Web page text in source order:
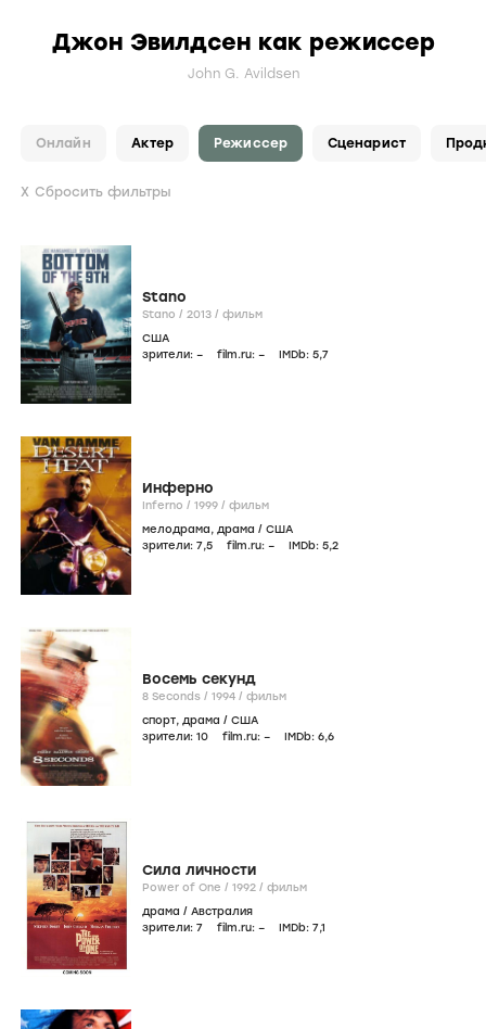
Джон Эвилдсен как режиссер
John G. Avildsen
Онлайн Актер Режиссер Сценарист
Сбросить фильтры
Stano
Stano / 2013 / фильм
США
зрители: – film.ru: – IMDb: 5,7
Инферно
Inferno / 1999 / фильм
мелодрама, драма / США
зрители: 7,5 film.ru: – IMDb: 5,2
Восемь секунд
8 Seconds / 1994 / фильм
спорт, драма / США
зрители: 10 film.ru: – IMDb: 6,6
Сила личности
Power of One / 1992 / фильм
драма / Австралия
зрители: 7 film.ru: – IMDb: 7,1